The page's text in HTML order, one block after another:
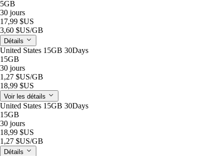
5GB
30 jours
17,99 $US
3,60 $US/GB
Détails
United States 15GB 30Days
15GB
30 jours
1,27 $US/GB
18,99 $US
Voir les détails
United States 15GB 30Days
15GB
30 jours
18,99 $US
1,27 $US/GB
Détails